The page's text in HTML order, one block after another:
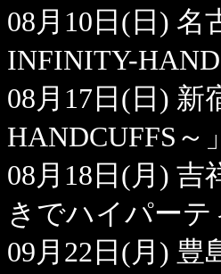
08月10日(日) 名
INFINITY-
08月17日(日) 新
HANDCUFFS
08月18日(月) 吉
きでハイパーテ
09月22日(月)